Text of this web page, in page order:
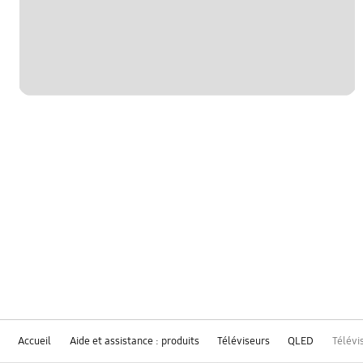
Accueil Aide et assistance : produits Téléviseurs QLED